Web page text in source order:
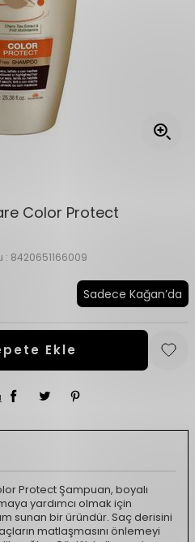
Color Protect
: 8420651166009
Sadece Kağan’da
Ekle
Protect Şampuan, boyalı
yardımcı olmak için
sunan bir üründür. Saç derisini
matlaşmasını önlemeyi